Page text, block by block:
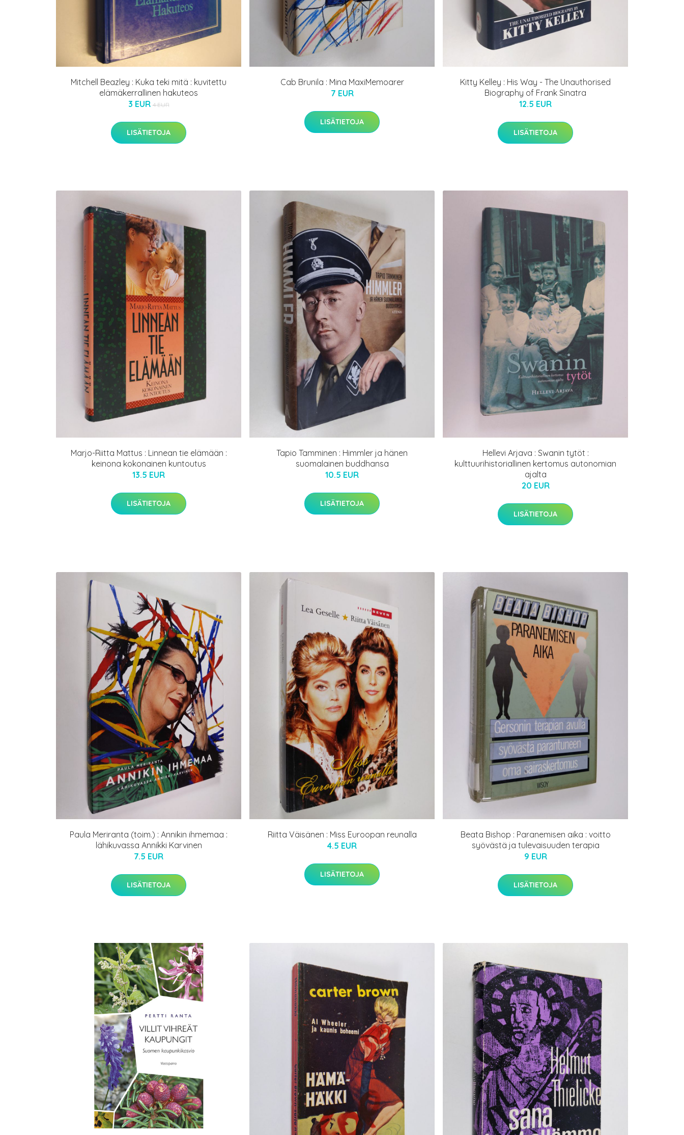
Mitchell Beazley : Kuka teki mitä : kuvitettu
elämäkerrallinen hakuteos
3 EUR 4 EUR
LISÄTIETOJA
Cab Brunila : Mina MaxiMemoarer
7 EUR
LISÄTIETOJA
Kitty Kelley : His Way - The Unauthorised
Biography of Frank Sinatra
12.5 EUR
LISÄTIETOJA
Marjo-Riitta Mattus : Linnean tie elämään :
keinona kokonainen kuntoutus
13.5 EUR
LISÄTIETOJA
Tapio Tamminen : Himmler ja hänen
suomalainen buddhansa
10.5 EUR
LISÄTIETOJA
Hellevi Arjava : Swanin tytöt :
kulttuurihistoriallinen kertomus autonomian
ajalta
20 EUR
LISÄTIETOJA
Paula Meriranta (toim.) : Annikin ihmemaa :
lähikuvassa Annikki Karvinen
7.5 EUR
LISÄTIETOJA
Riitta Väisänen : Miss Euroopan reunalla
4.5 EUR
LISÄTIETOJA
Beata Bishop : Paranemisen aika : voitto
syövästä ja tulevaisuuden terapia
9 EUR
LISÄTIETOJA